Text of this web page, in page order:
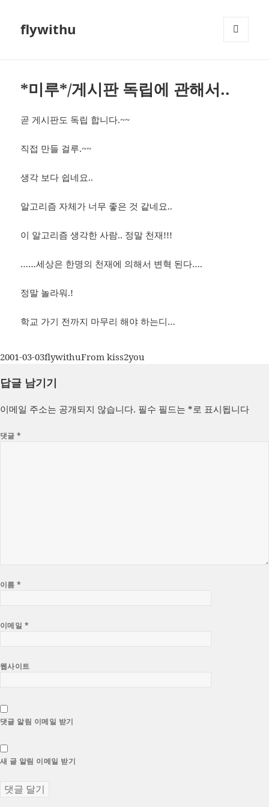
flywithu
*미루*/게시판 독립에 관해서..
곧 게시판도 독립 합니다.~~
직접 만들 걸루.~~
생각 보다 쉽네요..
알고리즘 자체가 너무 좋은 것 같네요..
이 알고리즘 생각한 사람.. 정말 천재!!!
……세상은 한명의 천재에 의해서 변혁 된다….
정말 놀라워.!
학교 가기 전까지 마무리 해야 하는디…
작
일
2001-03-03글
이
flywithu카
From kiss2you
답글 남기기
이메일 주소는 공개되지 않습니다. 필수 필드는 *로 표시됩니다
댓글*
이름*
이메일 *
웹사이트
댓글 알림 이메일 받기
새 글 알림 이메일 받기